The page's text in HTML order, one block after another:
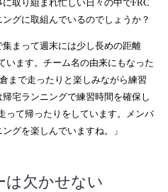
取り組まれ忙しい日々の中でFRC
グに取組んでいるのでしょうか？
集まって週末には少し長めの距離
います。チーム名の由来にもなった
まで走ったりと楽しみながら練習
宅ランニングで練習時間を確保し
って帰ったりをしています。メンバ
グを楽しんでいますね。」
は欠かせない